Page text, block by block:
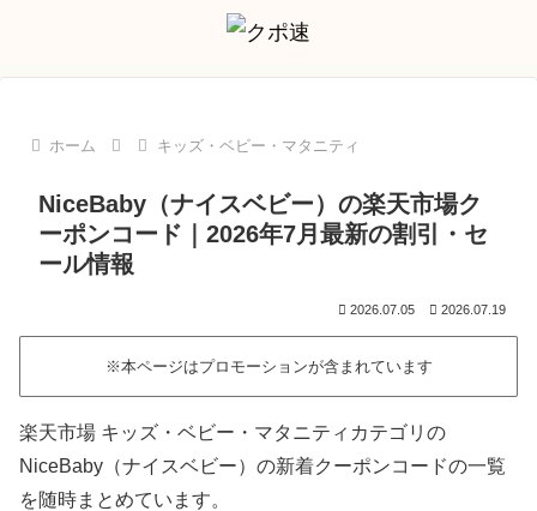
ホーム キッズ・ベビー・マタニティ
NiceBaby（ナイスベビー）の楽天市場ク
ーポンコード｜2026年7月最新の割引・セ
ール情報
2026.07.05 2026.07.19
※本ページはプロモーションが含まれています
楽天市場 キッズ・ベビー・マタニティカテゴリの
NiceBaby（ナイスベビー）の新着クーポンコードの一覧
を随時まとめています。